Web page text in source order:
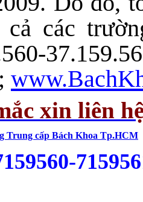
cả các
xin liên
Trung cấp Bách Khoa Tp.HCM